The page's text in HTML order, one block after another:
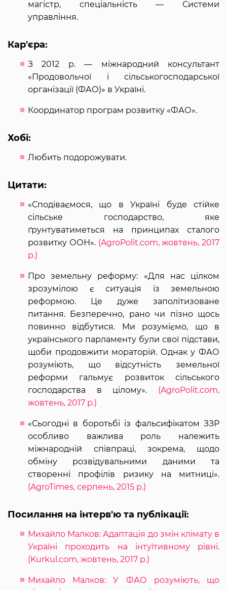
магістр, спеціальність — Системи
управління.
Кар'єра:
З 2012 р. — міжнародний консультант
«Продовольчої і сільськогосподарської
організації (ФАО)» в Україні.
Координатор програм розвитку «ФАО».
Хобі:
Любить подорожувати.
Цитати:
«Сподіваємося, що в Україні буде стійке
сільське господарство, яке
ґрунтуватиметься на принципах сталого
розвитку ООН». (AgroPolit.com, жовтень, 2017
р.)
Про земельну реформу: «Для нас цілком
зрозумілою є ситуація із земельною
реформою. Це дуже заполітизоване
питання. Безперечно, рано чи пізно щось
повинно відбутися. Ми розуміємо, що в
українського парламенту були свої підстави,
щоби продовжити мораторій. Однак у ФАО
розуміють, що відсутність земельної
реформи гальмує розвиток сільського
господарства в цілому». (AgroPolit.com,
жовтень, 2017 р.)
«Сьогодні в боротьбі із фальсифікатом ЗЗР
особливо важлива роль належить
міжнародній співпраці, зокрема, щодо
обміну розвідувальними даними та
створенні профілів ризику на митниці».
(AgroTimes, серпень, 2015 р.)
Посилання на інтерв'ю та публікації:
Михайло Малков: Адаптація до змін клімату в
Україні проходить на інтуїтивному рівні.
(Kurkul.com, жовтень, 2017 р.)
Михайло Малков: У ФАО розуміють, що